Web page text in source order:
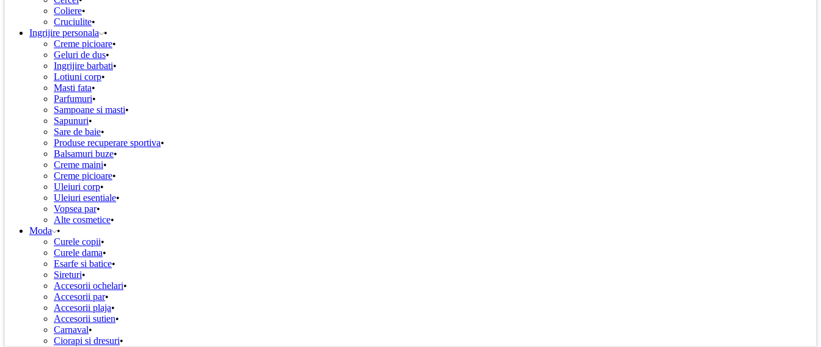
Coliere
Cruciulite
Ingrijire personala
Creme picioare
Geluri de dus
Ingrijire barbati
Lotiuni corp
Masti fata
Parfumuri
Sampoane si masti
Sapunuri
Sare de baie
Produse recuperare sportiva
Balsamuri buze
Creme maini
Creme picioare
Uleiuri corp
Uleiuri esentiale
Vopsea par
Alte cosmetice
Moda
Curele copii
Curele dama
Esarfe si batice
Sireturi
Accesorii ochelari
Accesorii par
Accesorii plaja
Accesorii sutien
Carnaval
Ciorapi si dresuri